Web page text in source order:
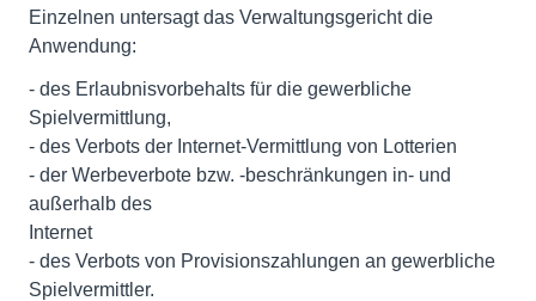
Einzelnen untersagt das Verwaltungsgericht die
Anwendung:
- des Erlaubnisvorbehalts für die gewerbliche
Spielvermittlung,
- des Verbots der Internet-Vermittlung von Lotterien
- der Werbeverbote bzw. -beschränkungen in- und
außerhalb des
Internet
- des Verbots von Provisionszahlungen an gewerbliche
Spielvermittler.